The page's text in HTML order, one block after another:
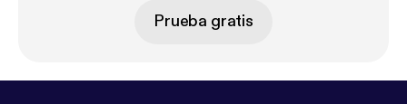
Prueba gratis